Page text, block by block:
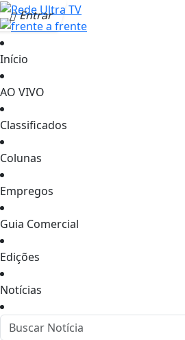
Entrar
Início
AO VIVO
Classificados
Colunas
Empregos
Guia Comercial
Edições
Notícias